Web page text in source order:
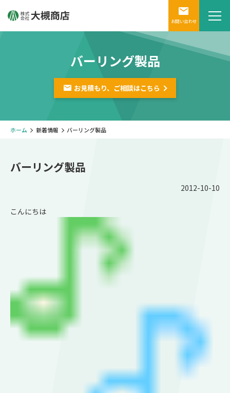
お問い合わせ
バーリング製品
お見積もり、ご相談はこちら
ホーム 新着情報 バーリング製品
バーリング製品
2012-10-10
こんにちは